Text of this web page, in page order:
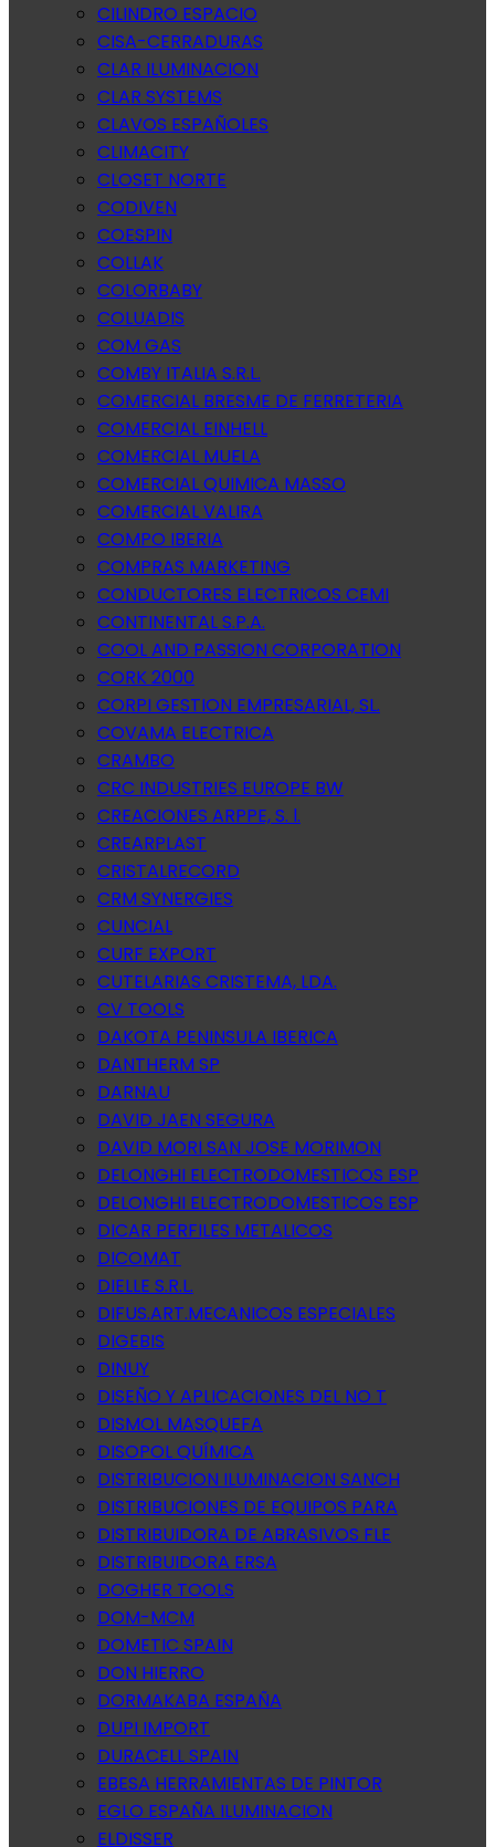
CILINDRO ESPACIO
CISA-CERRADURAS
CLAR ILUMINACION
CLAR SYSTEMS
CLAVOS ESPAÑOLES
CLIMACITY
CLOSET NORTE
CODIVEN
COESPIN
COLLAK
COLORBABY
COLUADIS
COM GAS
COMBY ITALIA S.R.L.
COMERCIAL BRESME DE FERRETERIA
COMERCIAL EINHELL
COMERCIAL MUELA
COMERCIAL QUIMICA MASSO
COMERCIAL VALIRA
COMPO IBERIA
COMPRAS MARKETING
CONDUCTORES ELECTRICOS CEMI
CONTINENTAL S.P.A.
COOL AND PASSION CORPORATION
CORK 2000
CORPI GESTION EMPRESARIAL, SL.
COVAMA ELECTRICA
CRAMBO
CRC INDUSTRIES EUROPE BW
CREACIONES ARPPE, S. l.
CREARPLAST
CRISTALRECORD
CRM SYNERGIES
CUNCIAL
CURF EXPORT
CUTELARIAS CRISTEMA, LDA.
CV TOOLS
DAKOTA PENINSULA IBERICA
DANTHERM SP
DARNAU
DAVID JAEN SEGURA
DAVID MORI SAN JOSE MORIMON
DELONGHI ELECTRODOMESTICOS ESP
DELONGHI ELECTRODOMESTICOS ESP
DICAR PERFILES METALICOS
DICOMAT
DIELLE S.R.L.
DIFUS.ART.MECANICOS ESPECIALES
DIGEBIS
DINUY
DISEÑO Y APLICACIONES DEL NO T
DISMOL MASQUEFA
DISOPOL QUÍMICA
DISTRIBUCION ILUMINACION SANCH
DISTRIBUCIONES DE EQUIPOS PARA
DISTRIBUIDORA DE ABRASIVOS FLE
DISTRIBUIDORA ERSA
DOGHER TOOLS
DOM-MCM
DOMETIC SPAIN
DON HIERRO
DORMAKABA ESPAÑA
DUPI IMPORT
DURACELL SPAIN
EBESA HERRAMIENTAS DE PINTOR
EGLO ESPAÑA ILUMINACION
ELDISSER